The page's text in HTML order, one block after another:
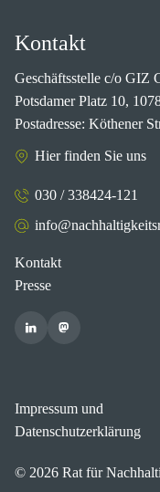
Kontakt
Geschäftsstelle c/o GIZ
Potsdamer Platz 10,
Postadresse: Köthener
Hier finden Sie uns
030 / 338424-121
Kontakt
Presse
Impressum und
Datenschutzerklärung
© 2026 Rat für